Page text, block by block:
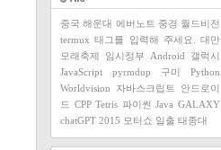
중국 해운대 에버노트 중경 월드비전
termux 태그를 입력해 주세요.
대만
모래축제
임시정부 Android
갤럭시
JavaScript
pyrmdup 구미
Python
Worldvision
자바스크립트
안드로이
드 CPP Tetris 파이썬 Java GALAXY
chatGPT 2015 모터쇼 일출 태종대